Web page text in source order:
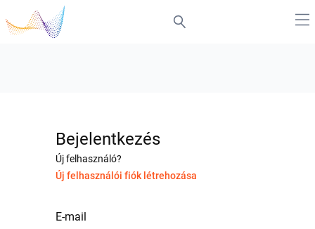
Bejelentkezés
Új felhasználó?
Új felhasználói fiók létrehozása
E-mail